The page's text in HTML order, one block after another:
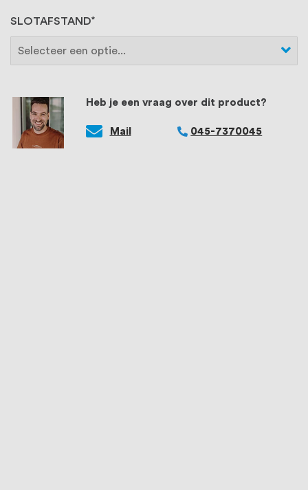
Heb je een vraag over dit product?
Mail 045-7370045
SLOTAFSTAND